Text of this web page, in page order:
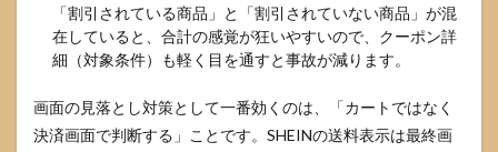
「割引されている商品」と「割引されていない商品」が混
在していると、合計の感覚が狂いやすいので、クーポン詳
細（対象条件）も軽く目を通すと事故が減ります。
画面の見落とし対策として一番効くのは、「カートではなく
決済画面で判断する」ことです。SHEINの送料表示は最終画